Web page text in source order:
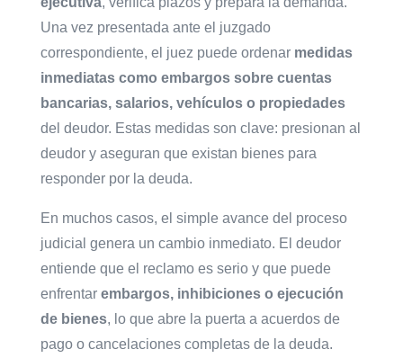
Una vez presentada ante el juzgado
correspondiente, el juez puede ordenar medidas
inmediatas como embargos sobre cuentas
bancarias, salarios, vehículos o propiedades
del deudor. Estas medidas son clave: presionan al
deudor y aseguran que existan bienes para
responder por la deuda.
En muchos casos, el simple avance del proceso
judicial genera un cambio inmediato. El deudor
entiende que el reclamo es serio y que puede
enfrentar embargos, inhibiciones o ejecución
de bienes, lo que abre la puerta a acuerdos de
pago o cancelaciones completas de la deuda.